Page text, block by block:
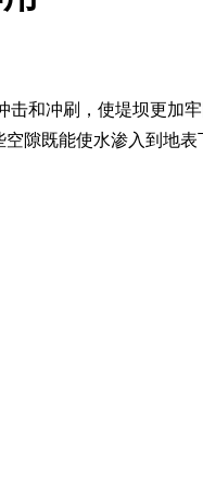
和冲刷，使堤坝更加
隙既能使水渗入到地